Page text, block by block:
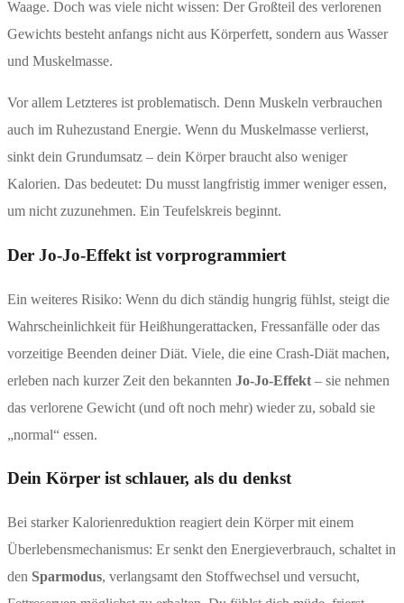
Waage. Doch was viele nicht wissen: Der Großteil des verlorenen
Gewichts besteht anfangs nicht aus Körperfett, sondern aus Wasser
und Muskelmasse.
Vor allem Letzteres ist problematisch. Denn Muskeln verbrauchen
auch im Ruhezustand Energie. Wenn du Muskelmasse verlierst,
sinkt dein Grundumsatz – dein Körper braucht also weniger
Kalorien. Das bedeutet: Du musst langfristig immer weniger essen,
um nicht zuzunehmen. Ein Teufelskreis beginnt.
Der Jo-Jo-Effekt ist vorprogrammiert
Ein weiteres Risiko: Wenn du dich ständig hungrig fühlst, steigt die
Wahrscheinlichkeit für Heißhungerattacken, Fressanfälle oder das
vorzeitige Beenden deiner Diät. Viele, die eine Crash-Diät machen,
erleben nach kurzer Zeit den bekannten Jo-Jo-Effekt – sie nehmen
das verlorene Gewicht (und oft noch mehr) wieder zu, sobald sie
„normal“ essen.
Dein Körper ist schlauer, als du denkst
Bei starker Kalorienreduktion reagiert dein Körper mit einem
Überlebensmechanismus: Er senkt den Energieverbrauch, schaltet in
den Sparmodus, verlangsamt den Stoffwechsel und versucht,